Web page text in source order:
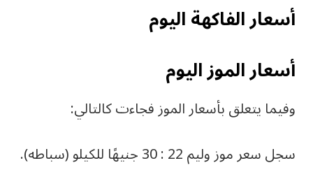
أسعار الفاكهة اليوم
أسعار الموز اليوم
وفيما يتعلق بأسعار الموز فجاءت كالتالي:
سجل سعر موز وليم 22 : 30 جنيهًا للكيلو (سباطه).